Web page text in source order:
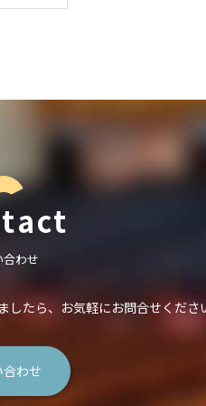
合わせ
たら、 お気軽にお問合せくださ
合わせ